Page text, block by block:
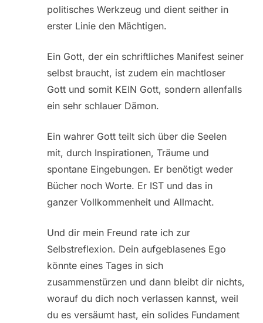
politisches Werkzeug und dient seither in
erster Linie den Mächtigen.
Ein Gott, der ein schriftliches Manifest seiner
selbst braucht, ist zudem ein machtloser
Gott und somit KEIN Gott, sondern allenfalls
ein sehr schlauer Dämon.
Ein wahrer Gott teilt sich über die Seelen
mit, durch Inspirationen, Träume und
spontane Eingebungen. Er benötigt weder
Bücher noch Worte. Er IST und das in
ganzer Vollkommenheit und Allmacht.
Und dir mein Freund rate ich zur
Selbstreflexion. Dein aufgeblasenes Ego
könnte eines Tages in sich
zusammenstürzen und dann bleibt dir nichts,
worauf du dich noch verlassen kannst, weil
du es versäumt hast, ein solides Fundament